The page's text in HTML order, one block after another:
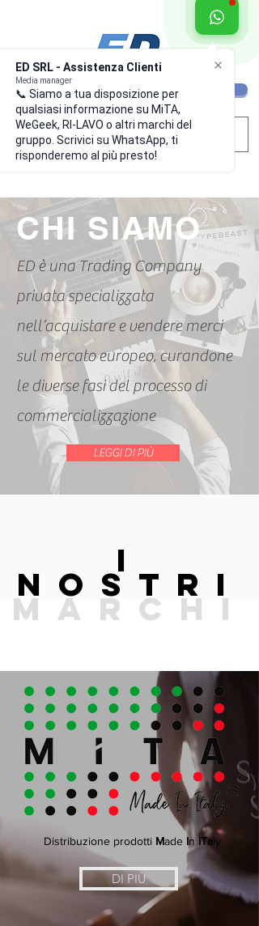
ED SRL - Assistenza Clienti
Media manager
📞 Siamo a tua disposizione per
qualsiasi informazione su MiTA,
WeGeek, RI-LAVO o altri marchi del
gruppo. Scrivici su WhatsApp, ti
risponderemo al più presto!
I nostri servizi
Chi siamo
CHI SIAMO
ED è una Trading Company
privata specializzata
nell’acquistare e vendere merci
sul mercato europeo, curandone
le diverse fasi del processo di
commercializzazione
LEGGI DI PIÙ
I
NOSTRi
MARCHI
Distribuzione prodotti Made In iTaly
DI PIÙ